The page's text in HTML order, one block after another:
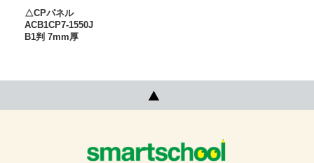
△CPパネル
ACB1CP7-1550J
B1判 7mm厚